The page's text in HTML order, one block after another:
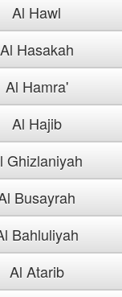
Al Hawl
Al Hasakah
Al Hamra'
Al Hajib
Ghizlaniyah
Busayrah
Bahluliyah
Al Atarib